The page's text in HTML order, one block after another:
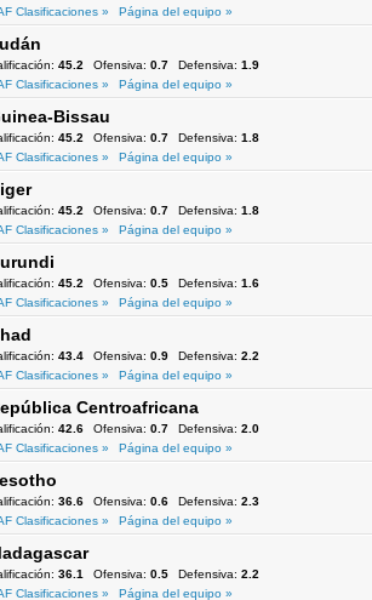
Clasificaciones »
Página del equipo »
45.2 Ofensiva: 0.7 Defensiva: 1.9
Clasificaciones »
Página del equipo »
Bissau
45.2 Ofensiva: 0.7 Defensiva: 1.8
Clasificaciones »
Página del equipo »
45.2 Ofensiva: 0.7 Defensiva: 1.8
Clasificaciones »
Página del equipo »
45.2 Ofensiva: 0.5 Defensiva: 1.6
Clasificaciones »
Página del equipo »
43.4 Ofensiva: 0.9 Defensiva: 2.2
Clasificaciones »
Página del equipo »
Centroafricana
42.6 Ofensiva: 0.7 Defensiva: 2.0
Clasificaciones »
Página del equipo »
36.6 Ofensiva: 0.6 Defensiva: 2.3
Clasificaciones »
Página del equipo »
36.1 Ofensiva: 0.5 Defensiva: 2.2
Clasificaciones »
Página del equipo »